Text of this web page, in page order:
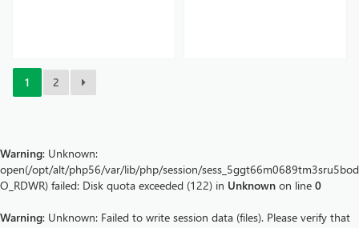
1 2
Warning: Unknown:
open(/opt/alt/php56/var/lib/php/session/
O_RDWR) failed: Disk quota exceeded (122) in Unknown on line 0
Warning: Unknown: Failed to write session data (files). Please verify that